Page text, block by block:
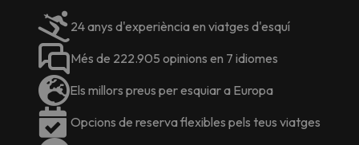
24 anys d'experiència en viatges d'esquí
Més de 222.905 opinions en 7 idiomes
Els millors preus per esquiar a Europa
Opcions de reserva flexibles pels teus viatges